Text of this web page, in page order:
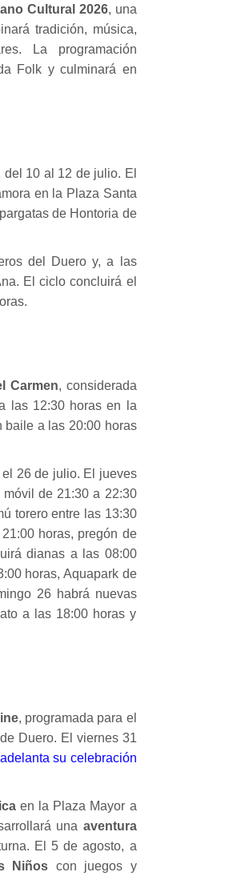
Cultural 2026, una
tradición, música,
La programación
Folk y culminará en
10 al 12 de julio. El
en la Plaza Santa
de Hontoria de
del Duero y, a las
El ciclo concluirá el
Carmen, considerada
las 12:30 horas en la
baile a las 20:00 horas
26 de julio. El jueves
de 21:30 a 22:30
torero entre las 13:30
horas, pregón de
dianas a las 08:00
horas, Aquapark de
26 habrá nuevas
a las 18:00 horas y
, programada para el
Duero. El viernes 31
su celebración
en la Plaza Mayor a
una aventura
El 5 de agosto, a
Niños con juegos y